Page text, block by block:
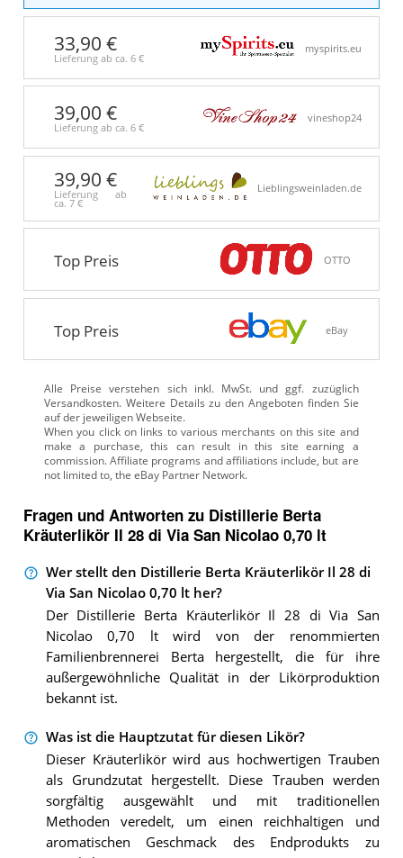
33,90 €
Lieferung ab ca. 6 €
myspirits.eu
39,00 €
Lieferung ab ca. 6 €
vineshop24
39,90 €
Lieferung ab
ca. 7 €
Lieblingsweinladen.de
Top Preis OTTO
Top Preis eBay
Alle Preise verstehen sich inkl. MwSt. und ggf. zuzüglich
Versandkosten. Weitere Details zu den Angeboten finden Sie
auf der jeweiligen Webseite.
Fragen und Antworten zu Distillerie Berta
Kräuterlikör Il 28 di Via San Nicolao 0,70 lt
Wer stellt den Distillerie Berta Kräuterlikör Il 28 di
Via San Nicolao 0,70 lt her?
Der Distillerie Berta Kräuterlikör Il 28 di Via San
Nicolao 0,70 lt wird von der renommierten
Familienbrennerei Berta hergestellt, die für ihre
außergewöhnliche Qualität in der Likörproduktion
bekannt ist.
Was ist die Hauptzutat für diesen Likör?
Dieser Kräuterlikör wird aus hochwertigen Trauben
als Grundzutat hergestellt. Diese Trauben werden
sorgfältig ausgewählt und mit traditionellen
Methoden veredelt, um einen reichhaltigen und
aromatischen Geschmack des Endprodukts zu